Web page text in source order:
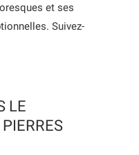
et ses
Suivez-
LE